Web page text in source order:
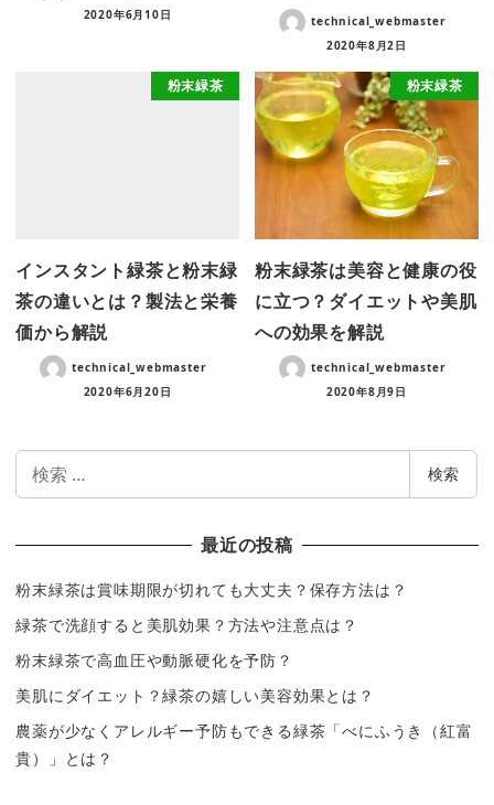
2020年6月10日
technical_webmaster
2020年8月2日
粉末緑茶
インスタント緑茶と粉末緑
茶の違いとは？製法と栄養
価から解説
technical_webmaster
2020年6月20日
粉末緑茶
粉末緑茶は美容と健康の役
に立つ？ダイエットや美肌
への効果を解説
technical_webmaster
2020年8月9日
索
検索
最近の投稿
粉末緑茶は賞味期限が切れても大丈夫？保存方法は？
緑茶で洗顔すると美肌効果？方法や注意点は？
粉末緑茶で高血圧や動脈硬化を予防？
美肌にダイエット？緑茶の嬉しい美容効果とは？
農薬が少なくアレルギー予防もできる緑茶「べにふうき（紅富
貴）」とは？